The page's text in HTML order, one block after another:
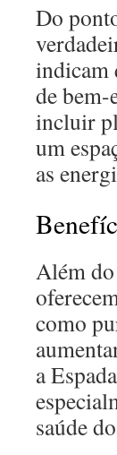
Do
indicam
de bem-
incluir
um
as
Além
como
a
saúde